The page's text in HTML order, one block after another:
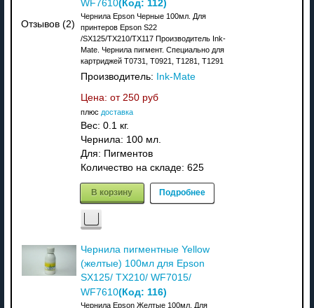
Отзывов (2)
WF7610(Код: 112)
Чернила Epson Черные 100мл. Для
принтеров Epson S22
/SX125/TX210/TX117 Производитель Ink-
Mate. Чернила пигмент. Специально для
картриджей T0731, T0921, T1281, T1291
Производитель:
Ink-Mate
Цена: от 250 руб
плюс доставка
Вес: 0.1 кг.
Чернила: 100 мл.
Для: Пигментов
Количество на складе: 625
В корзину Подробнее
Чернила пигментные Yellow
(желтые) 100мл для Epson
SX125/ TX210/ WF7015/
WF7610(Код: 116)
Чернила Epson Желтые 100мл. Для